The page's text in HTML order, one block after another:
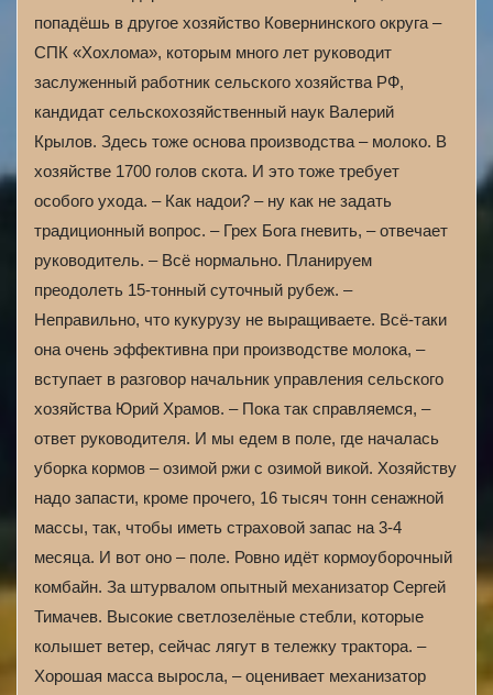
попадёшь в другое хозяйство Ковернинского округа –
СПК «Хохлома», которым много лет руководит
заслуженный работник сельского хозяйства РФ,
кандидат сельскохозяйственный наук Валерий
Крылов. Здесь тоже основа производства – молоко. В
хозяйстве 1700 голов скота. И это тоже требует
особого ухода. – Как надои? – ну как не задать
традиционный вопрос. – Грех Бога гневить, – отвечает
руководитель. – Всё нормально. Планируем
преодолеть 15-тонный суточный рубеж. –
Неправильно, что кукурузу не выращиваете. Всё-таки
она очень эффективна при производстве молока, –
вступает в разговор начальник управления сельского
хозяйства Юрий Храмов. – Пока так справляемся, –
ответ руководителя. И мы едем в поле, где началась
уборка кормов – озимой ржи с озимой викой. Хозяйству
надо запасти, кроме прочего, 16 тысяч тонн сенажной
массы, так, чтобы иметь страховой запас на 3-4
месяца. И вот оно – поле. Ровно идёт кормоуборочный
комбайн. За штурвалом опытный механизатор Сергей
Тимачев. Высокие светлозелёные стебли, которые
колышет ветер, сейчас лягут в тележку трактора. –
Хорошая масса выросла, – оценивает механизатор